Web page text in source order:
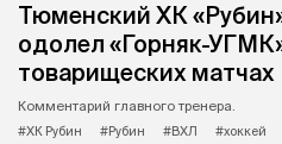
Тюменский ХК
одолел «Горняк-
товарищеских матчах
Комментарий главного тренера.
#ХК Рубин
#Рубин #ВХЛ #хоккей